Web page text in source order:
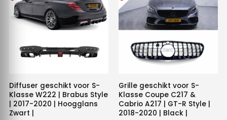
Diffuser geschikt voor S-
Klasse W222 | Brabus Style
| 2017-2020 | Hoogglans
Zwart |
Grille geschikt voor S-
Klasse Coupe C217 &
Cabrio A217 | GT-R Style |
2018-2020 | Black |